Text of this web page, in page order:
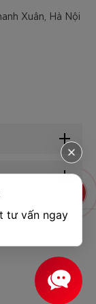
Xuân, Hà Nội
tư vấn ngay